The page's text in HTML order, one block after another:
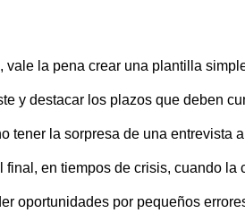
vale la pena crear una plantilla
y destacar los plazos que deben
tener la sorpresa de una entrevista
en tiempos de crisis, cuando
oportunidades por pequeños